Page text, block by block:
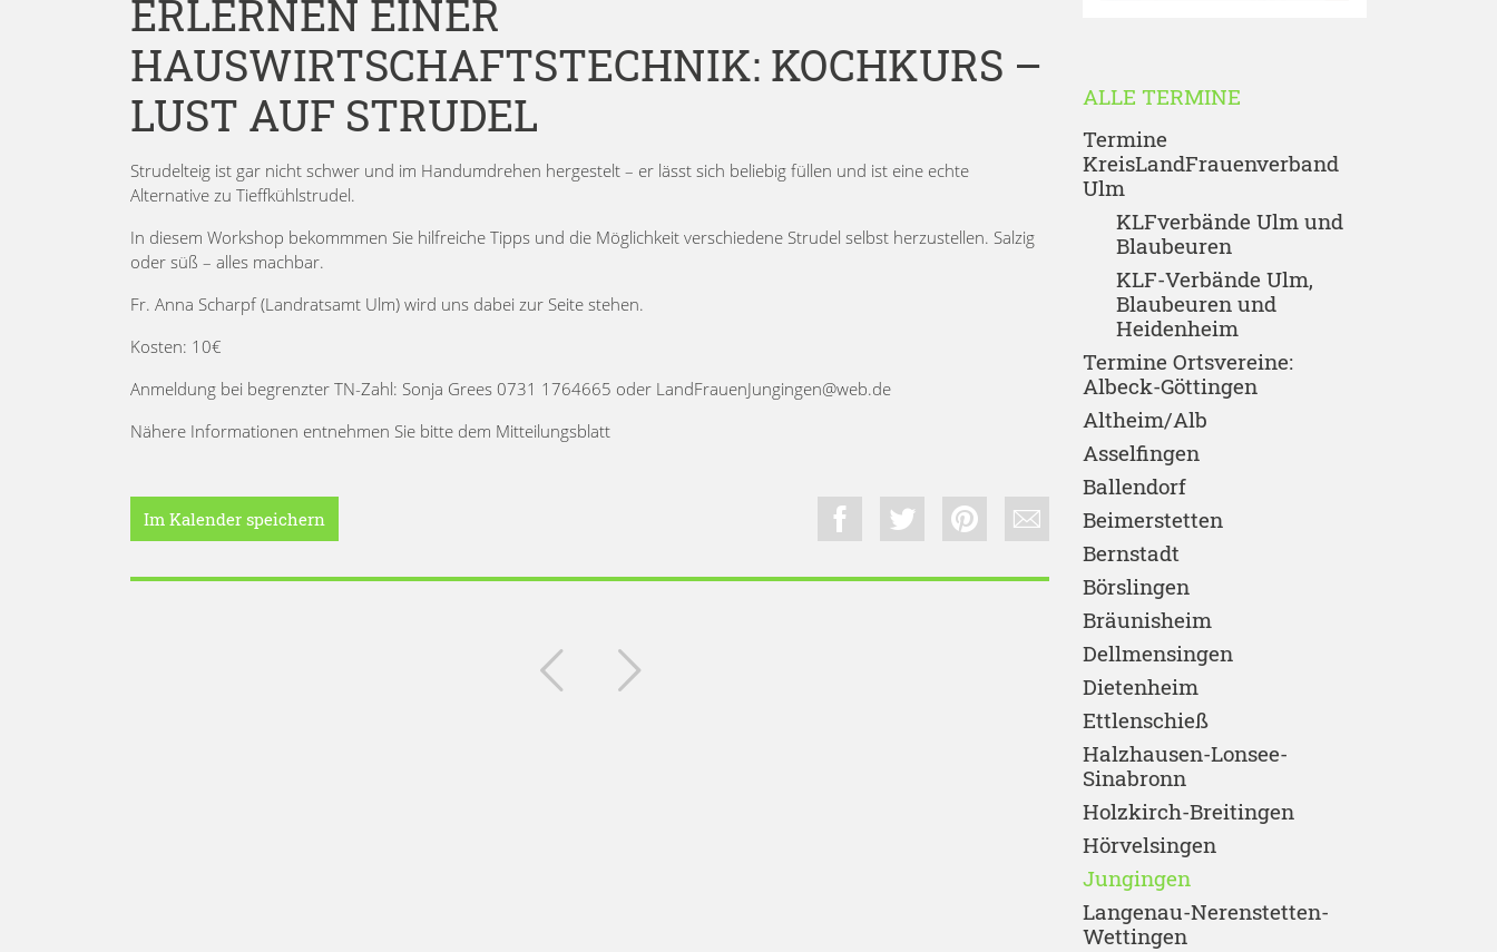
ERLERNEN EINER
HAUSWIRTSCHAFTSTECHNIK: KOCHKURS –
LUST AUF STRUDEL
Strudelteig ist gar nicht schwer und im Handumdrehen hergestelt – er lässt sich beliebig füllen und ist eine echte
Alternative zu Tieffkühlstrudel.
In diesem Workshop bekommmen Sie hilfreiche Tipps und die Möglichkeit verschiedene Strudel selbst herzustellen. Salzig
oder süß – alles machbar.
Fr. Anna Scharpf (Landratsamt Ulm) wird uns dabei zur Seite stehen.
Kosten: 10€
Anmeldung bei begrenzter TN-Zahl: Sonja Grees 0731 1764665 oder LandFrauenJungingen@web.de
Nähere Informationen entnehmen Sie bitte dem Mitteilungsblatt
Im Kalender speichern
ALLE TERMINE
Termine
KreisLandFrauenverband
Ulm
KLFverbände Ulm und
Blaubeuren
KLF-Verbände Ulm,
Blaubeuren und
Heidenheim
Termine Ortsvereine:
Albeck-Göttingen
Altheim/Alb
Asselfingen
Ballendorf
Beimerstetten
Bernstadt
Börslingen
Bräunisheim
Dellmensingen
Dietenheim
Ettlenschieß
Halzhausen-Lonsee-
Sinabronn
Holzkirch-Breitingen
Hörvelsingen
Jungingen
Langenau-Nerenstetten-
Wettingen